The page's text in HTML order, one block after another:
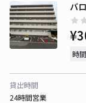
バ
時
貸出時間
24時間営業